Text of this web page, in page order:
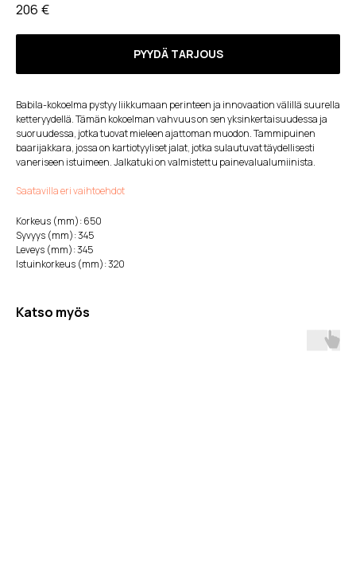
206 €
PYYDÄ TARJOUS
Babila-kokoelma pystyy liikkumaan perinteen ja innovaation välillä suurella
ketteryydellä. Tämän kokoelman vahvuus on sen yksinkertaisuudessa ja
suoruudessa, jotka tuovat mieleen ajattoman muodon. Tammipuinen
baarijakkara, jossa on kartiotyyliset jalat, jotka sulautuvat täydellisesti
vaneriseen istuimeen. Jalkatuki on valmistettu painevalualumiinista.
Saatavilla eri vaihtoehdot
Korkeus (mm): 650
Syvyys (mm): 345
Leveys (mm): 345
Istuinkorkeus (mm): 320
Katso myös